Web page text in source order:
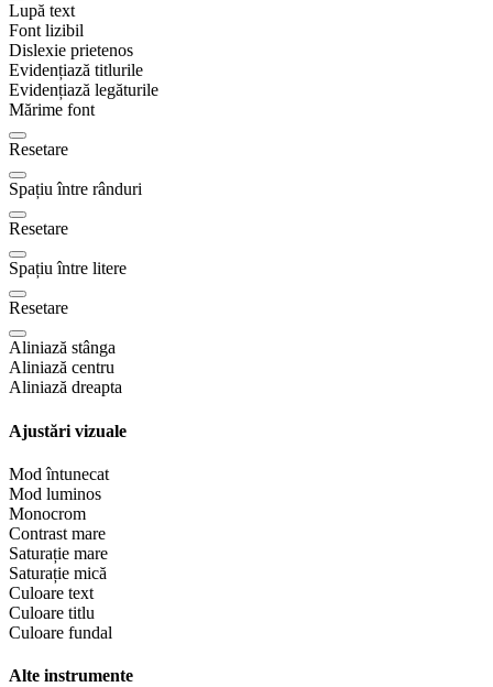
Lupă text
Font lizibil
Dislexie prietenos
Evidențiază titlurile
Evidențiază legăturile
Mărime font
Resetare
Spațiu între rânduri
Resetare
Spațiu între litere
Resetare
Aliniază stânga
Aliniază centru
Aliniază dreapta
Ajustări vizuale
Mod întunecat
Mod luminos
Monocrom
Contrast mare
Saturație mare
Saturație mică
Culoare text
Culoare titlu
Culoare fundal
Alte instrumente